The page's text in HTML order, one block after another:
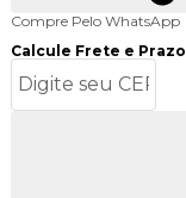
Compre Pelo WhatsApp
Calcule Frete e Prazo